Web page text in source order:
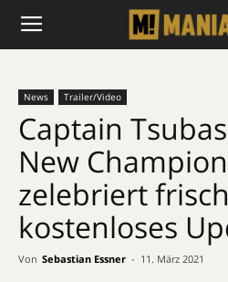
News Trailer/Video
Captain
New
zelebriert
kostenloses
Von Sebastian Essner - 11. März 2021